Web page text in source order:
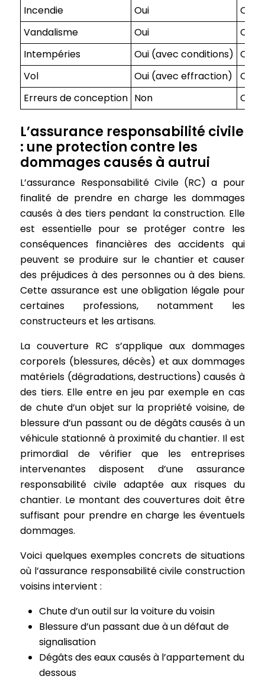
Incendie Oui
Oui
Vandalisme
Oui
Oui
Intempéries
Oui (avec conditions) Oui
Vol
Oui (avec effraction)
Oui
Erreurs de conception Non Oui
L’assurance responsabilité civile
: une protection contre les
dommages causés à autrui
L’assurance Responsabilité Civile (RC) a pour
finalité de prendre en charge les dommages
causés à des tiers pendant la construction. Elle
est essentielle pour se protéger contre les
conséquences financières des accidents qui
peuvent se produire sur le chantier et causer
des préjudices à des personnes ou à des biens.
Cette assurance est une obligation légale pour
certaines professions, notamment les
constructeurs et les artisans.
La couverture RC s’applique aux dommages
corporels (blessures, décès) et aux dommages
matériels (dégradations, destructions) causés à
des tiers. Elle entre en jeu par exemple en cas
de chute d’un objet sur la propriété voisine, de
blessure d’un passant ou de dégâts causés à un
véhicule stationné à proximité du chantier. Il est
primordial de vérifier que les entreprises
intervenantes disposent d’une assurance
responsabilité civile adaptée aux risques du
chantier. Le montant des couvertures doit être
suffisant pour prendre en charge les éventuels
dommages.
Voici quelques exemples concrets de situations
où l’assurance responsabilité civile construction
voisins intervient :
Chute d’un outil sur la voiture du voisin
Blessure d’un passant due à un défaut de
signalisation
Dégâts des eaux causés à l’appartement du
dessous